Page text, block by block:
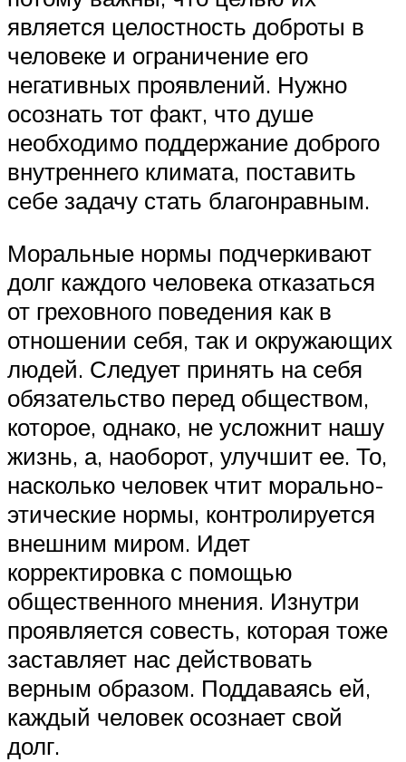
является целостность доброты в
человеке и ограничение его
негативных проявлений. Нужно
осознать тот факт, что душе
необходимо поддержание доброго
внутреннего климата, поставить
себе задачу стать благонравным.
Моральные нормы подчеркивают
долг каждого человека отказаться
от греховного поведения как в
отношении себя, так и окружающих
людей. Следует принять на себя
обязательство перед обществом,
которое, однако, не усложнит нашу
жизнь, а, наоборот, улучшит ее. То,
насколько человек чтит морально-
этические нормы, контролируется
внешним миром. Идет
корректировка с помощью
общественного мнения. Изнутри
проявляется совесть, которая тоже
заставляет нас действовать
верным образом. Поддаваясь ей,
каждый человек осознает свой
долг.